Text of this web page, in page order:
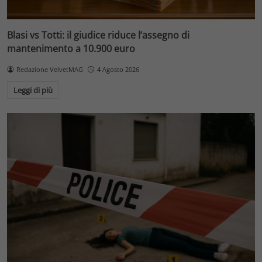
Blasi vs Totti: il giudice riduce l’assegno di
mantenimento a 10.900 euro
Redazione VelvetMAG 4 Agosto 2026
Leggi di più